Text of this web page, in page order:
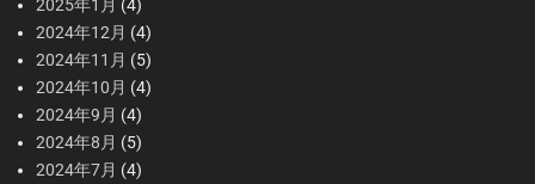
2025年1月 (4)
2024年12月 (4)
2024年11月 (5)
2024年10月 (4)
2024年9月 (4)
2024年8月 (5)
2024年7月 (4)